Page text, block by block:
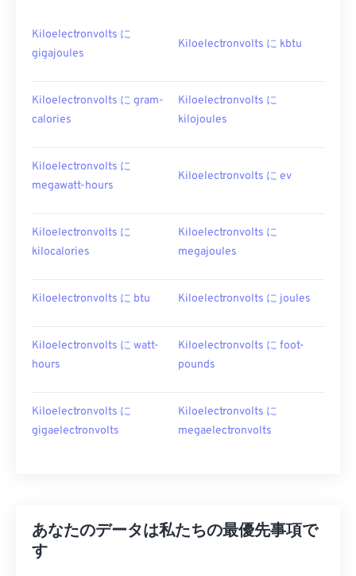
Kiloelectronvolts に
gigajoules
Kiloelectronvolts に kbtu
Kiloelectronvolts に gram-
calories
Kiloelectronvolts に
kilojoules
Kiloelectronvolts に
megawatt-hours
Kiloelectronvolts に ev
Kiloelectronvolts に
kilocalories
Kiloelectronvolts に
megajoules
Kiloelectronvolts に btu Kiloelectronvolts に joules
Kiloelectronvolts に watt-
hours
Kiloelectronvolts に foot-
pounds
Kiloelectronvolts に
gigaelectronvolts
Kiloelectronvolts に
megaelectronvolts
あなたのデータは私たちの最優先事項で
す